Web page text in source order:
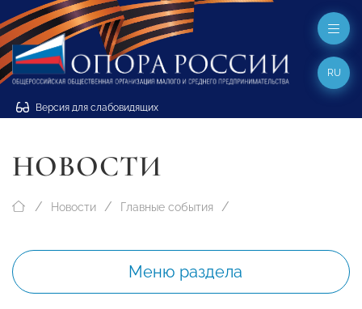
Версия для слабовидящих
RU
НОВОСТИ
Новости Главные события
Меню раздела